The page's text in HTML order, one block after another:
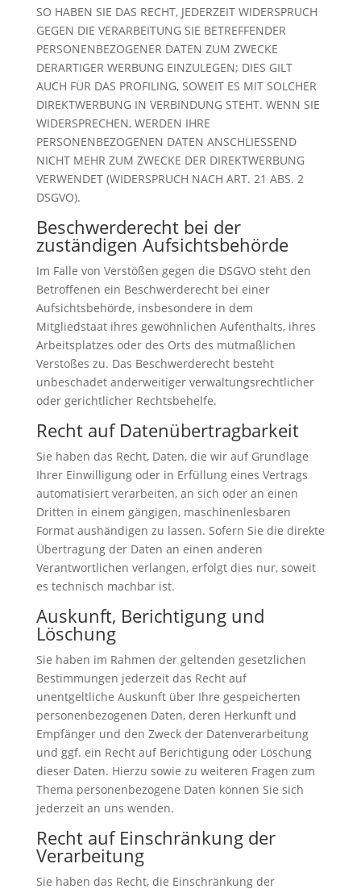
SO HABEN SIE DAS RECHT, JEDERZEIT WIDERSPRUCH
GEGEN DIE VERARBEITUNG SIE BETREFFENDER
PERSONENBEZOGENER DATEN ZUM ZWECKE
DERARTIGER WERBUNG EINZULEGEN; DIES GILT
AUCH FÜR DAS PROFILING, SOWEIT ES MIT SOLCHER
DIREKTWERBUNG IN VERBINDUNG STEHT. WENN SIE
WIDERSPRECHEN, WERDEN IHRE
PERSONENBEZOGENEN DATEN ANSCHLIESSEND
NICHT MEHR ZUM ZWECKE DER DIREKTWERBUNG
VERWENDET (WIDERSPRUCH NACH ART. 21 ABS. 2
DSGVO).
Beschwerde­recht bei der
zuständigen Aufsichts­behörde
Im Falle von Verstößen gegen die DSGVO steht den
Betroffenen ein Beschwerderecht bei einer
Aufsichtsbehörde, insbesondere in dem
Mitgliedstaat ihres gewöhnlichen Aufenthalts, ihres
Arbeitsplatzes oder des Orts des mutmaßlichen
Verstoßes zu. Das Beschwerderecht besteht
unbeschadet anderweitiger verwaltungsrechtlicher
oder gerichtlicher Rechtsbehelfe.
Recht auf Daten­übertrag­barkeit
Sie haben das Recht, Daten, die wir auf Grundlage
Ihrer Einwilligung oder in Erfüllung eines Vertrags
automatisiert verarbeiten, an sich oder an einen
Dritten in einem gängigen, maschinenlesbaren
Format aushändigen zu lassen. Sofern Sie die direkte
Übertragung der Daten an einen anderen
Verantwortlichen verlangen, erfolgt dies nur, soweit
es technisch machbar ist.
Auskunft, Berichtigung und
Löschung
Sie haben im Rahmen der geltenden gesetzlichen
Bestimmungen jederzeit das Recht auf
unentgeltliche Auskunft über Ihre gespeicherten
personenbezogenen Daten, deren Herkunft und
Empfänger und den Zweck der Datenverarbeitung
und ggf. ein Recht auf Berichtigung oder Löschung
dieser Daten. Hierzu sowie zu weiteren Fragen zum
Thema personenbezogene Daten können Sie sich
jederzeit an uns wenden.
Recht auf Einschränkung der
Verarbeitung
Sie haben das Recht, die Einschränkung der